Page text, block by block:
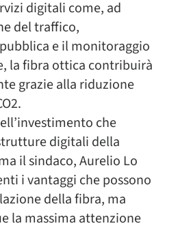
digitali come, ad
del traffico,
e il monitoraggio
la fibra ottica contribuirà
grazie alla riduzione
che
digitali della
il sindaco, Aurelio Lo
i vantaggi che possono
della fibra, ma
la massima attenzione